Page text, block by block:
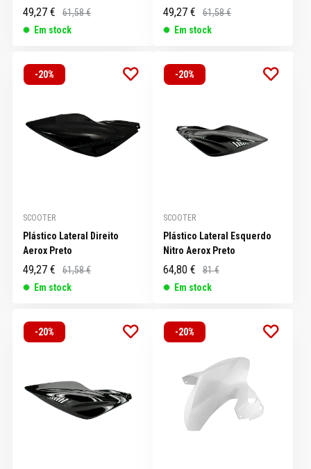
49,27 €
61,58 €
Em stock
49,27 €
61,58 €
Em stock
-20%
SCOOTER
Plástico Lateral Direito
Aerox Preto
49,27 €
61,58 €
Em stock
-20%
SCOOTER
Plástico Lateral Esquerdo
Nitro Aerox Preto
64,80 €
81 €
Em stock
-20% -20%